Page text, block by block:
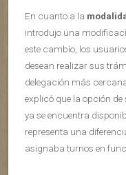
En cuanto a la
introdujo una
este cambio, los
desean realizar sus
delegación más
explicó que la opción
ya se encuentra
representa una
asignaba turnos en